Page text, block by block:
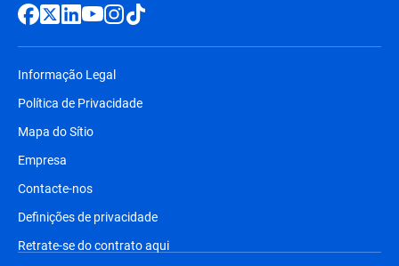
Informação Legal
Política de Privacidade
Mapa do Sítio
Empresa
Contacte-nos
Definições de privacidade
Retrate-se do contrato aqui